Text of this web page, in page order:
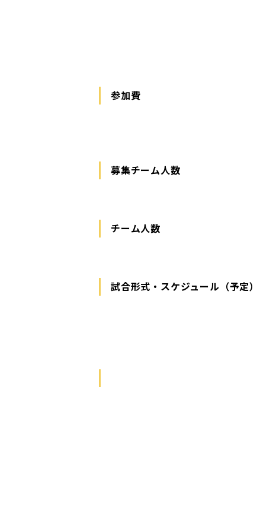
参加費
募集チーム人数
チーム人数
試合形式・スケジュール（予定）